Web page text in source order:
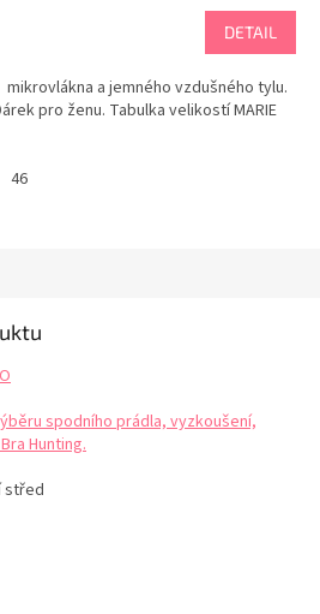
DETAIL
a jemného vzdušného tylu.
pro ženu. Tabulka velikostí MARIE
46
spodního prádla, vyzkoušení,
Hunting.
střed